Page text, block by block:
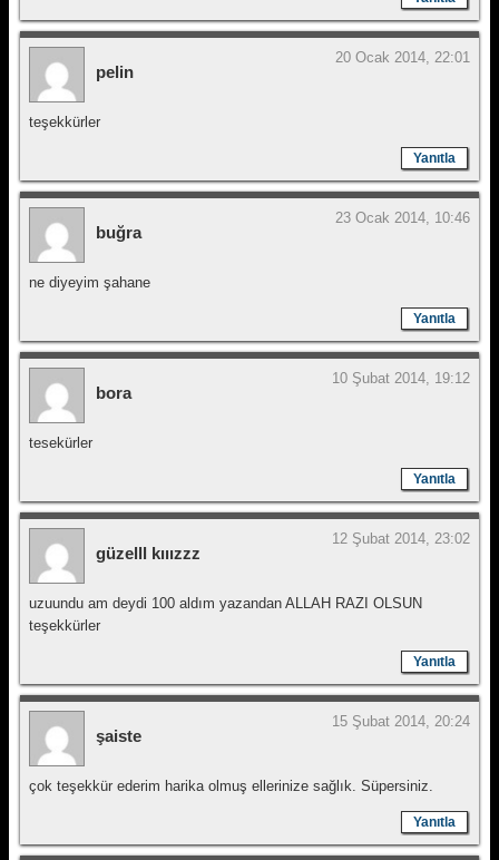
pelin
20 Ocak 2014, 22:01
teşekkürler
Yanıtla
buğra
23 Ocak 2014, 10:46
ne diyeyim şahane
Yanıtla
bora
10 Şubat 2014, 19:12
tesekürler
Yanıtla
güzelll kııızzz
12 Şubat 2014, 23:02
uzuundu am deydi 100 aldım yazandan ALLAH RAZI OLSUN
teşekkürler
Yanıtla
şaiste
15 Şubat 2014, 20:24
çok teşekkür ederim harika olmuş ellerinize sağlık. Süpersiniz.
Yanıtla